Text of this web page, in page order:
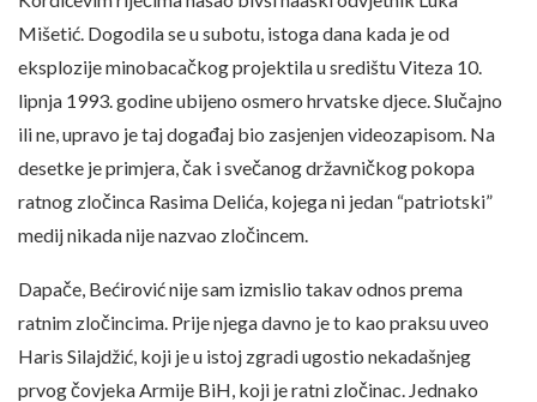
Mišetić. Dogodila se u subotu, istoga dana kada je od
eksplozije minobacačkog projektila u središtu Viteza 10.
lipnja 1993. godine ubijeno osmero hrvatske djece. Slučajno
ili ne, upravo je taj događaj bio zasjenjen videozapisom. Na
desetke je primjera, čak i svečanog državničkog pokopa
ratnog zločinca Rasima Delića, kojega ni jedan “patriotski”
medij nikada nije nazvao zločincem.
Dapače, Bećirović nije sam izmislio takav odnos prema
ratnim zločincima. Prije njega davno je to kao praksu uveo
Haris Silajdžić, koji je u istoj zgradi ugostio nekadašnjeg
prvog čovjeka Armije BiH, koji je ratni zločinac. Jednako